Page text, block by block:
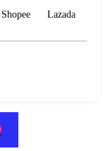
Shopee Lazada